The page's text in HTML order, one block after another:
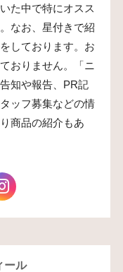
た中で特にオスス
なお、星付きで紹
しております。お
おりません。「ニ
知や報告、PR記
ッフ募集などの情
商品の紹介もあ
ール